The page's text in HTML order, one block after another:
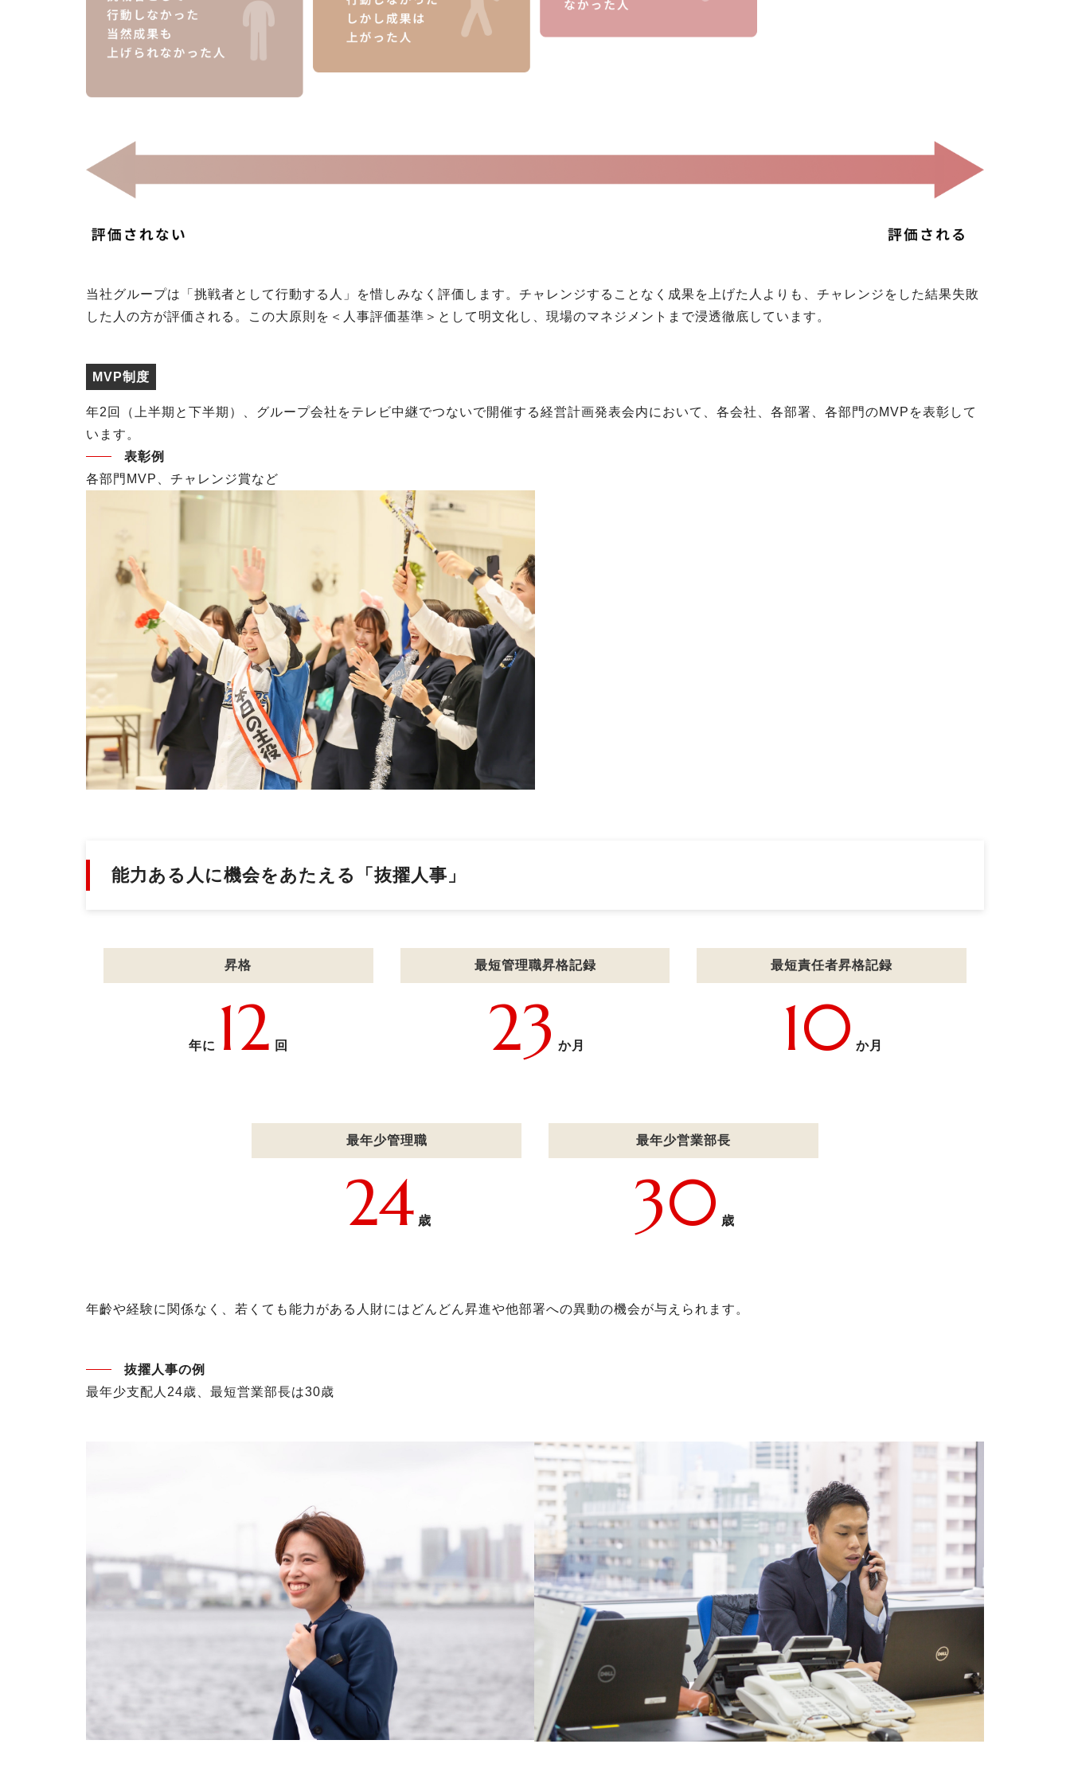
当社グループは「挑戦者として行動する人」を惜しみなく評価します。チャレンジすることなく成果を上げた人よりも、チャレンジをした結果失敗
した人の方が評価される。この大原則を＜人事評価基準＞として明文化し、現場のマネジメントまで浸透徹底しています。
MVP制度
年2回（上半期と下半期）、グループ会社をテレビ中継でつないで開催する経営計画発表会内において、各会社、各部署、各部門のMVPを表彰して
います。
表彰例
各部門MVP、チャレンジ賞など
能力ある人に機会をあたえる「抜擢人事」
昇格
年に 12 回
最短管理職昇格記録
23 か月
最短責任者昇格記録
10 か月
最年少管理職
24 歳
最年少営業部長
30 歳
年齡や経験に関係なく、若くても能力がある人財にはどんどん昇進や他部署への異動の機会が与えられます。
抜擢人事の例
最年少支配人24歳、最短営業部長は30歳